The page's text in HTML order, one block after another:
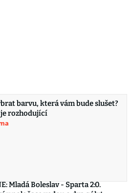
barvu, která vám bude slušet?
je rozhodující
Mladá Boleslav - Sparta 2:0.